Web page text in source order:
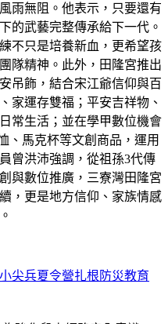
雨無阻。他表示，只要還有
的武藝完整傳承給下一代。
不只是培養新血，更希望孩
隊精神。此外，田隆宮推出
吊飾，結合宋江爺信仰與百
家運存雙福；平安吉祥物、
常生活；並在學甲數位機會
、馬克杯等文創商品，運用
曾洪沛強調，從祖孫3代傳
與數位推廣，三寮灣田隆宮
，更是地方信仰、家族情感
尖兵夏令營扎根防災教育